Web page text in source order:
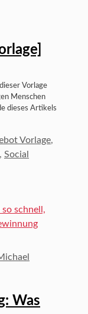
Vorlage
Menschen
dieses Artikels
Vorlage,
, Social
Was